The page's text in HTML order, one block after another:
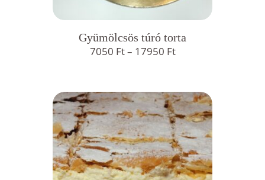
Gyümölcsös túró torta
7050 Ft– 17950 FtÁrtartomány: